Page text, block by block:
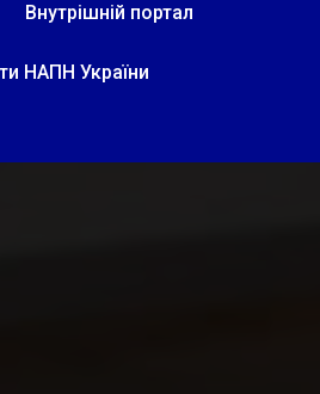
Внутрішній портал
НАПН України